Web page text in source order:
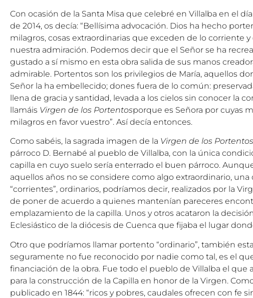
Con ocasión de la Santa Misa que celebré en Villalba en el
de 2014, os decía: “Bellísima advocación. Dios ha hecho
milagros, cosas extraordinarias que exceden de lo corriente
nuestra admiración. Podemos decir que el Señor se ha
gustado a sí mismo en esta obra salida de sus manos
admirable. Portentos son los privilegios de María, aquellos
Señor la ha embellecido; dones fuera de lo común:
llena de gracia y santidad, levada a los cielos sin conocer la
llamáis Virgen de los Portentosporque es Señora por cuyas
milagros en favor vuestro”. Así decía entonces.
Como sabéis, la sagrada imagen de la Virgen de los Portentos
párroco D. Bernabé al pueblo de Villalba, con la única
capilla en cuyo suelo sería enterrado el buen párroco.
aquellos años no se considere como algo extraordinario, una
“corrientes”, ordinarios, podríamos decir, realizados por la
de poner de acuerdo a quienes mantenían pareceres
emplazamiento de la capilla. Unos y otros acataron la
Eclesiástico de la diócesis de Cuenca que fijaba el lugar
Otro que podríamos llamar portento “ordinario”, también
seguramente no fue reconocido por nadie como tal, es el
financiación de la obra. Fue todo el pueblo de Villalba el que
para la construcción de la Capilla en honor de la Virgen.
publicado en 1844: “ricos y pobres, caudales ofrecen con fe